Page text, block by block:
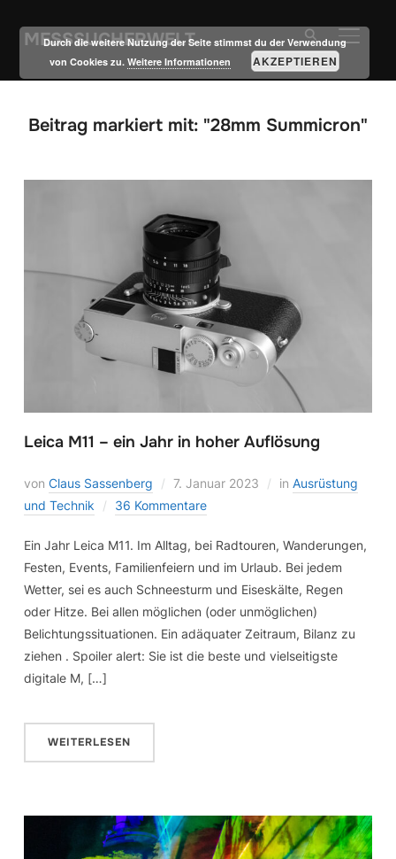
MESSSUCHERWELT
Beitrag markiert mit: "28mm Summicron"
Leica M11 – ein Jahr in hoher Auflösung
von Claus Sassenberg 7. Januar 2023 in Ausrüstung
und Technik
36 Kommentare
Ein Jahr Leica M11. Im Alltag, bei Radtouren, Wanderungen,
Festen, Events, Familienfeiern und im Urlaub. Bei jedem
Wetter, sei es auch Schneesturm und Eiseskälte, Regen
oder Hitze. Bei allen möglichen (oder unmöglichen)
Belichtungssituationen. Ein adäquater Zeitraum, Bilanz zu
ziehen . Spoiler alert: Sie ist die beste und vielseitigste
digitale M, […]
WEITERLESEN
Durch die weitere Nutzung der Seite stimmst du der Verwendung
von Cookies zu.Weitere Informationen AKZEPTIEREN